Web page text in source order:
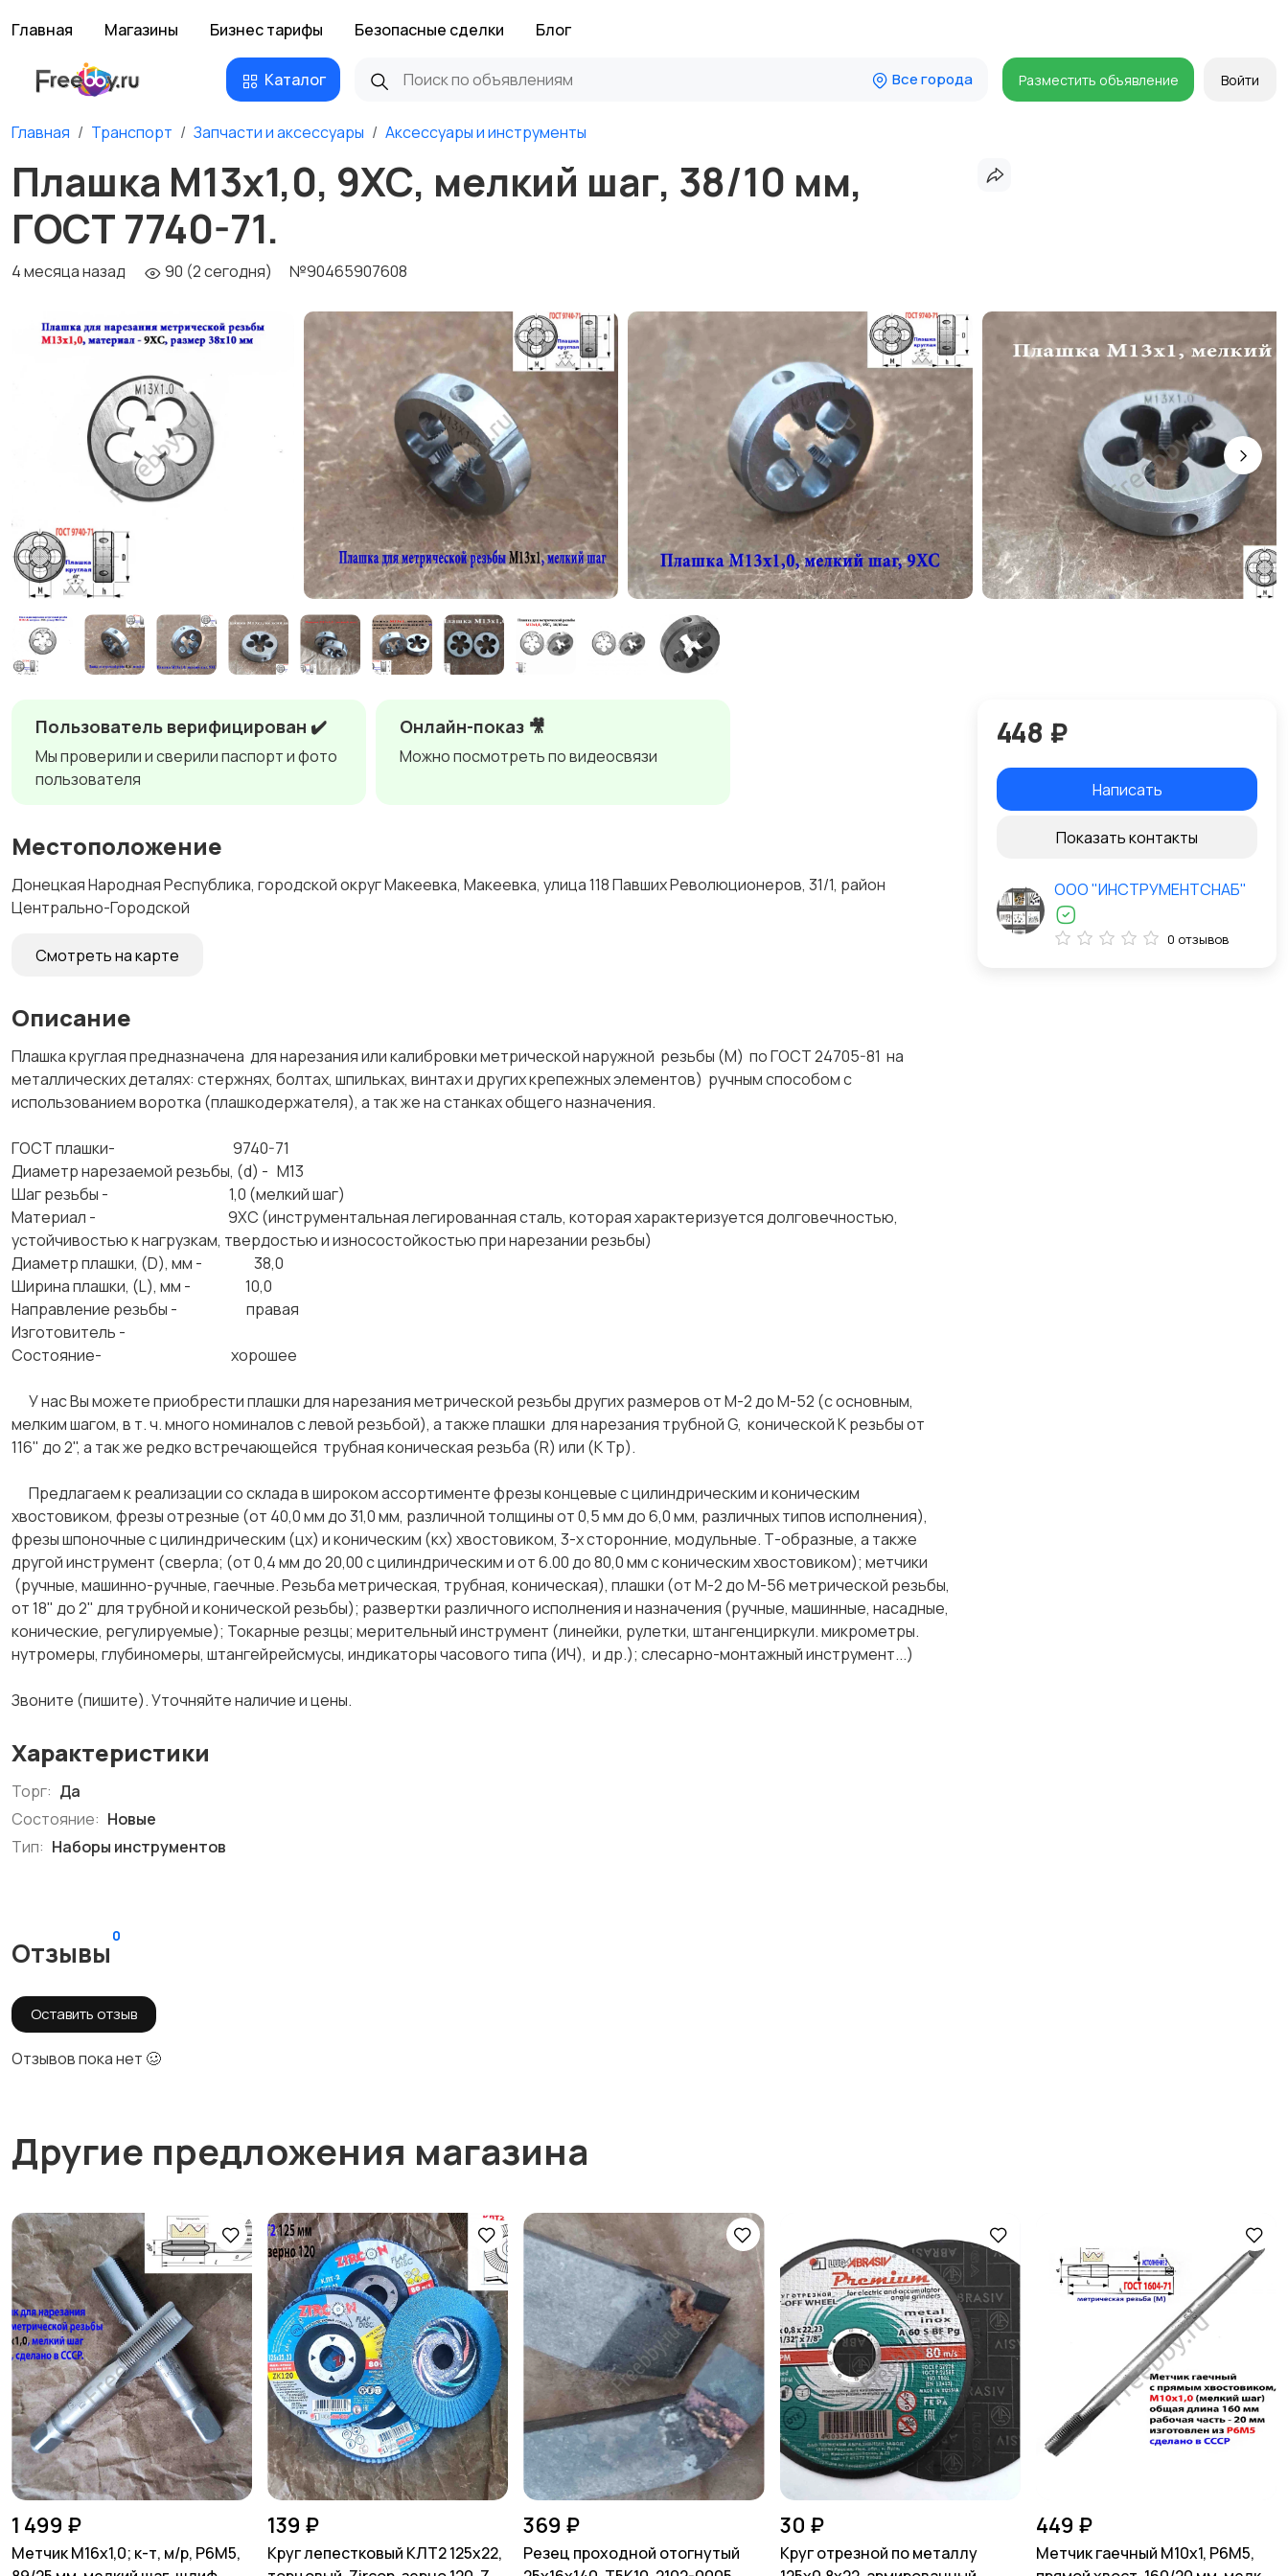
Главная Магазины Бизнес тарифы Безопасные сделки Блог
Каталог Все города Разместить объявление Войти
Главная Транспорт Запчасти и аксессуары Аксессуары и инструменты
Плашка М13х1,0, 9ХС, мелкий шаг, 38/10 мм,
ГОСТ 7740-71.
4 месяца назад 90 (2 сегодня) №90465907608
Пользователь верифицирован ✔️
Мы проверили и сверили паспорт и фото
пользователя
Онлайн-показ 🎥
Можно посмотреть по видеосвязи
Местоположение
Донецкая Народная Республика, городской округ Макеевка, Макеевка, улица 118 Павших Революционеров, 31/1, район
Центрально-Городской
Смотреть на карте
Описание
Плашка круглая предназначена для нарезания или калибровки метрической наружной резьбы (М) по ГОСТ 24705-81 на
металлических деталях: стержнях, болтах, шпильках, винтах и других крепежных элементов) ручным способом с
использованием воротка (плашкодержателя), а так же на станках общего назначения.
ГОСТ плашки- 9740-71
Диаметр нарезаемой резьбы, (d) - М13
Шаг резьбы - 1,0 (мелкий шаг)
Материал - 9ХС (инструментальная легированная сталь, которая характеризуется долговечностью,
устойчивостью к нагрузкам, твердостью и износостойкостью при нарезании резьбы)
Диаметр плашки, (D), мм - 38,0
Ширина плашки, (L), мм - 10,0
Направление резьбы - правая
Изготовитель -
Состояние- хорошее
У нас Вы можете приобрести плашки для нарезания метрической резьбы других размеров от М-2 до М-52 (с основным,
мелким шагом, в т. ч. много номиналов с левой резьбой), а также плашки для нарезания трубной G, конической К резьбы от
116" до 2", а так же редко встречающейся трубная коническая резьба (R) или (К Тр).
Предлагаем к реализации со склада в широком ассортименте фрезы концевые с цилиндрическим и коническим
хвостовиком, фрезы отрезные (от 40,0 мм до 31,0 мм, различной толщины от 0,5 мм до 6,0 мм, различных типов исполнения),
фрезы шпоночные с цилиндрическим (цх) и коническим (кх) хвостовиком, 3-х сторонние, модульные. Т-образные, а также
другой инструмент (сверла; (от 0,4 мм до 20,00 с цилиндрическим и от 6.00 до 80,0 мм с коническим хвостовиком); метчики
(ручные, машинно-ручные, гаечные. Резьба метрическая, трубная, коническая), плашки (от М-2 до М-56 метрической резьбы,
от 18" до 2" для трубной и конической резьбы); развертки различного исполнения и назначения (ручные, машинные, насадные,
конические, регулируемые); Токарные резцы; мерительный инструмент (линейки, рулетки, штангенциркули. микрометры.
нутромеры, глубиномеры, штангейрейсмусы, индикаторы часового типа (ИЧ), и др.); слесарно-монтажный инструмент...)
Звоните (пишите). Уточняйте наличие и цены.
Характеристики
Торг: Да
Состояние: Новые
Тип: Наборы инструментов
Отзывы
0
Оставить отзыв
Отзывов пока нет 🥴
448 ₽
Написать
Показать контакты
ООО "ИНСТРУМЕНТСНАБ"
0 отзывов
Другие предложения магазина
1 499 ₽
Метчик М16х1,0; к-т, м/р, Р6М5,
139 ₽
Круг лепестковый КЛТ2 125х22,
369 ₽
Резец проходной отогнутый
30 ₽
Круг отрезной по металлу
449 ₽
Метчик гаечный М10х1, Р6М5,